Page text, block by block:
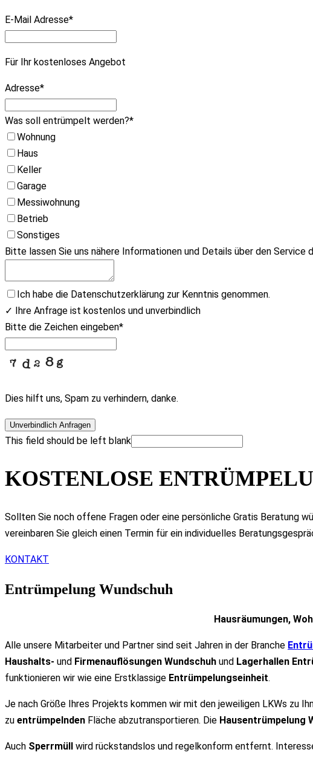
E-Mail Adresse*
Für Ihr kostenloses Angebot
Adresse*
Was soll entrümpelt werden?*
Wohnung
Haus
Keller
Garage
Messiwohnung
Betrieb
Sonstiges
Bitte lassen Sie uns nähere Informationen und Details über den Service
Ich habe die Datenschutzerklärung zur Kenntnis genommen.
✓ Ihre Anfrage ist kostenlos und unverbindlich
Bitte die Zeichen eingeben*
Dies hilft uns, Spam zu verhindern, danke.
Unverbindlich Anfragen
This field should be left blank
KOSTENLOSE
Sollten Sie noch offene Fragen oder eine persönliche Gratis Beratung
vereinbaren Sie gleich einen Termin für ein individuelles
KONTAKT
Entrümpelung Wundschuh
Hausräumungen,
Alle unsere Mitarbeiter und Partner sind seit Jahren in der Branche
Haushalts- und Firmenauflösungen Wundschuh und Lagerhallen
funktionieren wir wie eine Erstklassige Entrümpelungseinheit.
Je nach Größe Ihres Projekts kommen wir mit den jeweiligen LKWs zu
zu entrümpelnden Fläche abzutransportieren. Die Hausentrümpelung
Auch Sperrmüll
wird rückstandslos und regelkonform entfernt.